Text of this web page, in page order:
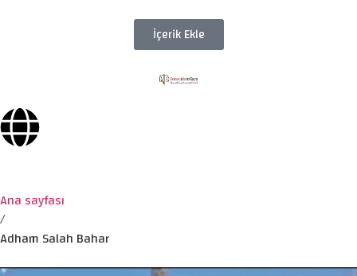
İçerik Ekle
Ana sayfası
/
Adham Salah Bahar